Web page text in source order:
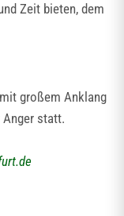
Zeit bieten, dem
großem Anklang
statt.